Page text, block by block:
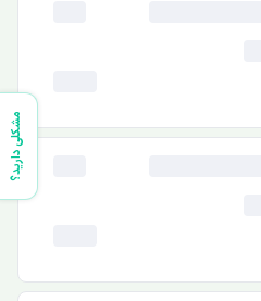
مشکلی دارید؟